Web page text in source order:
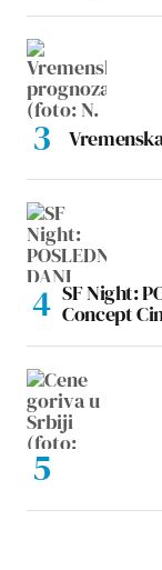
SF Night:
Concept